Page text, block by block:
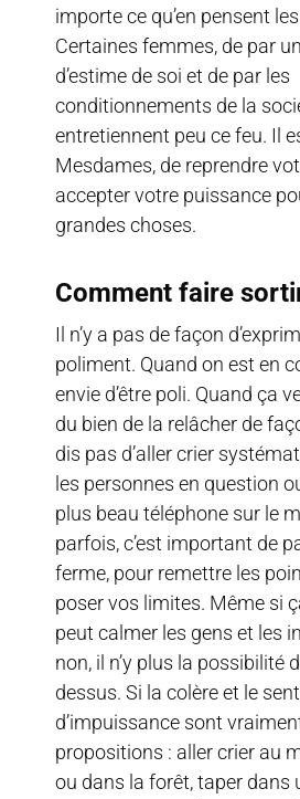
importe ce qu’en pensent
Certaines femmes, de par
d’estime de soi et de par les
conditionnements de la
entretiennent peu ce feu. Il
Mesdames, de reprendre
accepter votre puissance
grandes choses.
Comment faire
Il n’y a pas de façon
poliment. Quand on est en
envie d’être poli. Quand ça
du bien de la relâcher de
dis pas d’aller crier
les personnes en question
plus beau téléphone sur le
parfois, c’est important de
ferme, pour remettre les
poser vos limites. Même si
peut calmer les gens et les
non, il n’y plus la possibilité
dessus. Si la colère et le
d’impuissance sont
propositions : aller crier au
ou dans la forêt, taper dans